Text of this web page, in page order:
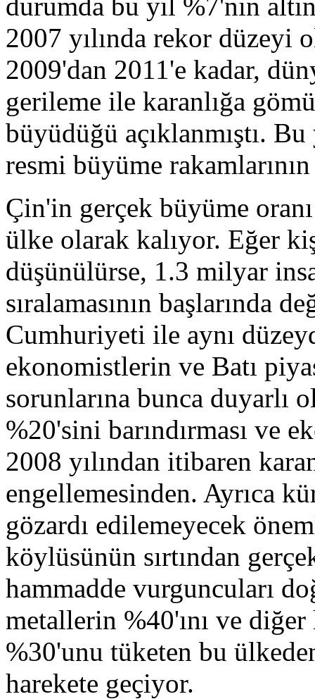
2007 yılında rekor düzeyi
2009'dan 2011'e kadar,
gerileme ile karanlığa
büyüdüğü açıklanmıştı.
resmi büyüme
Çin'in gerçek büyüme
ülke olarak kalıyor. Eğer
düşünülürse, 1.3 milyar
sıralamasının başlarında
Cumhuriyeti ile aynı
ekonomistlerin ve Batı
sorunlarına bunca duyarlı
%20'sini barındırması ve
2008 yılından itibaren
engellemesinden. Ayrıca
gözardı edilemeyecek
köylüsünün sırtından
hammadde vurguncuları
metallerin %40'ını ve
%30'unu tüketen bu
harekete geçiyor.